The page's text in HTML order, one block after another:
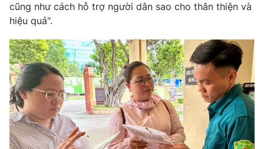
® Cấm sao chép dưới mọi hình thức nếu không có sự chấp
thuận bằng văn bản. Ghi rõ nguồn VTV.vn khi phát hành lại
thông tin từ website này.
cũng như cách hỗ trợ người dân sao cho thân thiện và
hiệu quả".